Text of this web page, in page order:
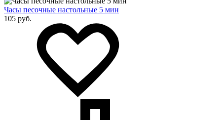
Часы песочные настольные 5 мин
105 руб.